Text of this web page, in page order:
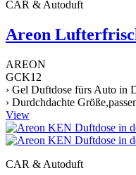
CAR & Autoduft
Areon
AREON
GCK12
› Gel Duftdose fürs Auto in
› Durdchdachte
View
CAR & Autoduft